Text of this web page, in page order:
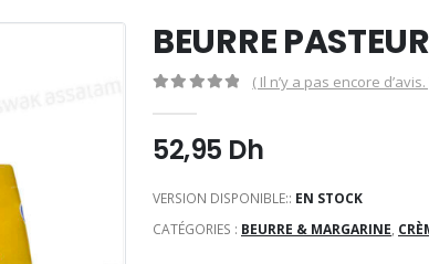
BEURRE
( Il n’y a pas encore d’avis.
52,95 Dh
VERSION DISPONIBLE:: EN STOCK
CATÉGORIES : BEURRE & MARGARINE,